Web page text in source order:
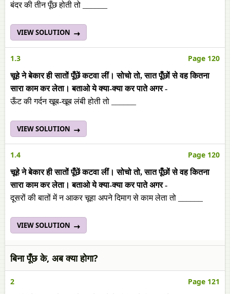
बंदर की तीन पूँछ होती तो ______
VIEW SOLUTION
1.3 Page 120
चूहे ने बेकार ही सातों पूँछें कटवा लीं। सोचो तो, सात पूँछों से वह कितना
सारा काम कर लेता। बताओ ये क्या-क्या कर पाते अगर -
ऊँट की गर्दन खूब-खूब लंबी होती तो ______
VIEW SOLUTION
1.4 Page 120
चूहे ने बेकार ही सातों पूँछें कटवा लीं। सोचो तो, सात पूँछों से वह कितना
सारा काम कर लेता। बताओ ये क्या-क्या कर पाते अगर -
दूसरों की बातों में न आकर चूहा अपने दिमाग से काम लेता तो ______
VIEW SOLUTION
बिना पूँछ के, अब क्या होगा?
2 Page 121